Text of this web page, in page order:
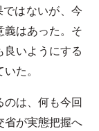
はないが、今
はあった。そ
良いようにする
た。
のは、何も今回
省が実態把握へ